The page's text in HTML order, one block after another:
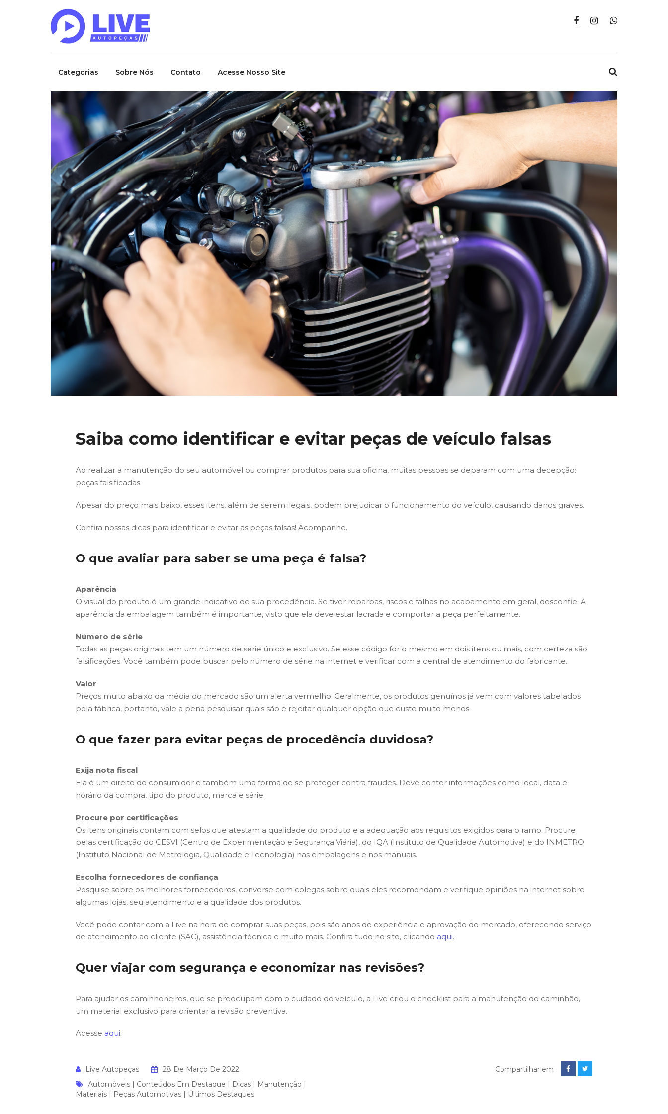
Categorias Sobre Nós Contato Acesse Nosso Site
Saiba como identificar e evitar peças de veículo falsas
Ao realizar a manutenção do seu automóvel ou comprar produtos para sua oficina, muitas pessoas se deparam com uma decepção:
peças falsificadas.
Apesar do preço mais baixo, esses itens, além de serem ilegais, podem prejudicar o funcionamento do veículo, causando danos graves.
Confira nossas dicas para identificar e evitar as peças falsas! Acompanhe.
O que avaliar para saber se uma peça é falsa?
Aparência
O visual do produto é um grande indicativo de sua procedência. Se tiver rebarbas, riscos e falhas no acabamento em geral, desconfie. A
aparência da embalagem também é importante, visto que ela deve estar lacrada e comportar a peça perfeitamente.
Número de série
Todas as peças originais tem um número de série único e exclusivo. Se esse código for o mesmo em dois itens ou mais, com certeza são
falsificações. Você também pode buscar pelo número de série na internet e verificar com a central de atendimento do fabricante.
Valor
Preços muito abaixo da média do mercado são um alerta vermelho. Geralmente, os produtos genuínos já vem com valores tabelados
pela fábrica, portanto, vale a pena pesquisar quais são e rejeitar qualquer opção que custe muito menos.
O que fazer para evitar peças de procedência duvidosa?
Exija nota fiscal
Ela é um direito do consumidor e também uma forma de se proteger contra fraudes. Deve conter informações como local, data e
horário da compra, tipo do produto, marca e série.
Procure por certificações
Os itens originais contam com selos que atestam a qualidade do produto e a adequação aos requisitos exigidos para o ramo. Procure
pelas certificação do CESVI (Centro de Experimentação e Segurança Viária), do IQA (Instituto de Qualidade Automotiva) e do INMETRO
(Instituto Nacional de Metrologia, Qualidade e Tecnologia) nas embalagens e nos manuais.
Escolha fornecedores de confiança
Pesquise sobre os melhores fornecedores, converse com colegas sobre quais eles recomendam e verifique opiniões na internet sobre
algumas lojas, seu atendimento e a qualidade dos produtos.
Você pode contar com a Live na hora de comprar suas peças, pois são anos de experiência e aprovação do mercado, oferecendo serviço
de atendimento ao cliente (SAC), assistência técnica e muito mais. Confira tudo no site, clicando aqui.
Quer viajar com segurança e economizar nas revisões?
Para ajudar os caminhoneiros, que se preocupam com o cuidado do veículo, a Live criou o checklist para a manutenção do caminhão,
um material exclusivo para orientar a revisão preventiva.
Acesse aqui.
Live Autopeças
28 De Março De 2022
Automóveis
Conteúdos Em Destaque Dicas Manutenção
Materiais
Peças Automotivas Últimos Destaques
Compartilhar em